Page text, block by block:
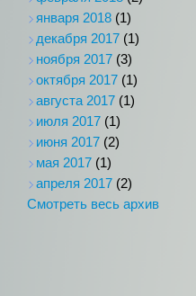
января 2018 (1)
декабря 2017 (1)
ноября 2017 (3)
октября 2017 (1)
августа 2017 (1)
июля 2017 (1)
июня 2017 (2)
мая 2017 (1)
апреля 2017 (2)
Смотреть весь архив